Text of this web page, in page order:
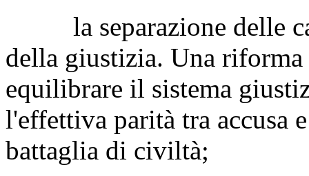
la separazione delle
della giustizia. Una riforma
equilibrare il sistema
l'effettiva parità tra accusa
battaglia di civiltà;